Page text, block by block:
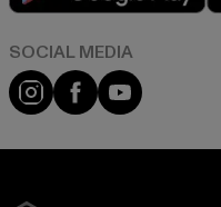
Instagram
FacebookYouTube